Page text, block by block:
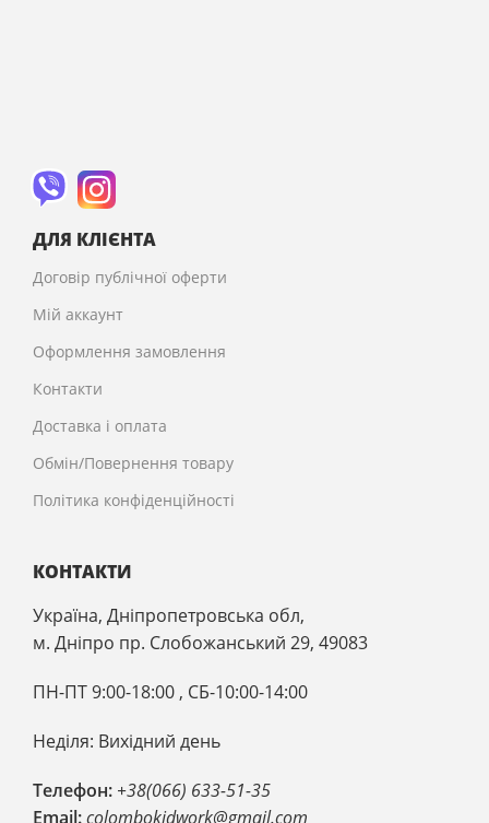
ДЛЯ КЛІЄНТА
Договір публічної оферти
Мій аккаунт
Оформлення замовлення
Контакти
Доставка і оплата
Обмін/Повернення товару
Політика конфіденційності
КОНТАКТИ
Україна, Дніпропетровська обл,
м. Дніпро пр. Слобожанський 29, 49083
ПН-ПТ 9:00-18:00 , CБ-10:00-14:00
Неділя: Вихідний день
Телефон: +38(066) 633-51-35
Email:colombokidwork@gmail.com